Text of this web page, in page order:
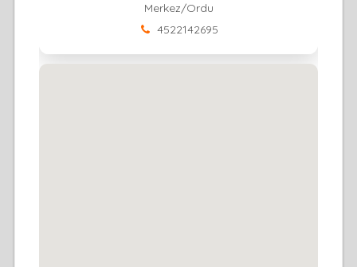
Merkez/Ordu
4522142695